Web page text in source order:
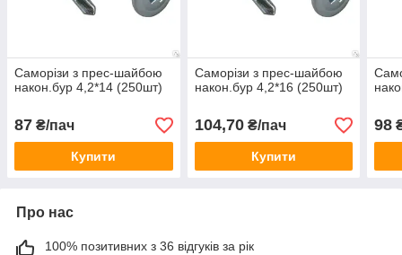
Саморізи з прес-шайбою
након.бур 4,2*14 (250шт)
87 ₴/пач
Купити
Саморізи з прес-шайбою
након.бур 4,2*16 (250шт)
104,70₴/пач
Купити
98
Про нас
100% позитивних з 36 відгуків за рік